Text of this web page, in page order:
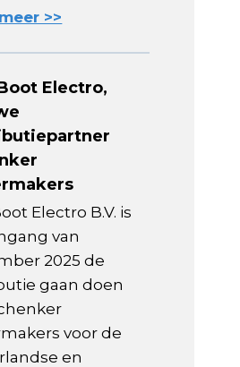
>>
Electro,
Electro B.V. is
van
2025 de
gaan doen
voor de
en